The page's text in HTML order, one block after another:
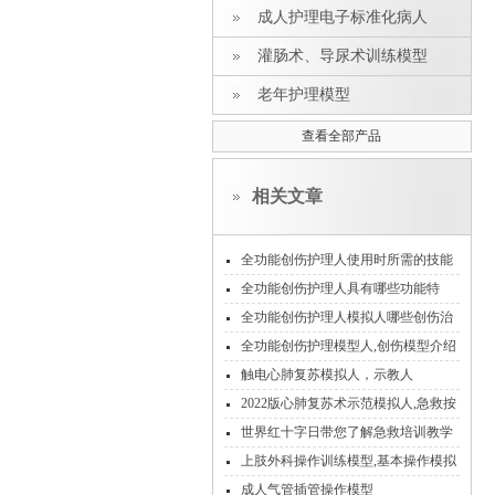
成人护理电子标准化病人
灌肠术、导尿术训练模型
老年护理模型
查看全部产品
相关文章
全功能创伤护理人使用时所需的技能
和知识
全功能创伤护理人具有哪些功能特
点？一起来看看吧
全功能创伤护理人模拟人哪些创伤治
疗原则你要知道？
全功能创伤护理模型人,创伤模型介绍
触电心肺复苏模拟人，示教人
2022版心肺复苏术示范模拟人,急救按
压模型
世界红十字日带您了解急救培训教学
模型
上肢外科操作训练模型,基本操作模拟
人
成人气管插管操作模型